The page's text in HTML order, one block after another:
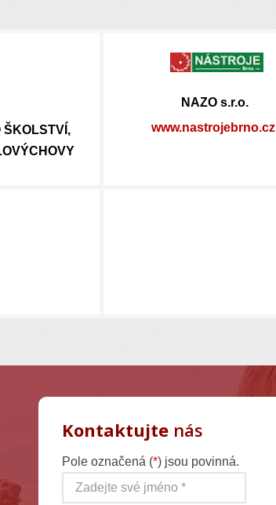
ŠKOLSTVÍ,
NAZO s.r.o.
www.nastrojebrno.cz
Kontaktujte nás
Pole označená (*) jsou povinná.